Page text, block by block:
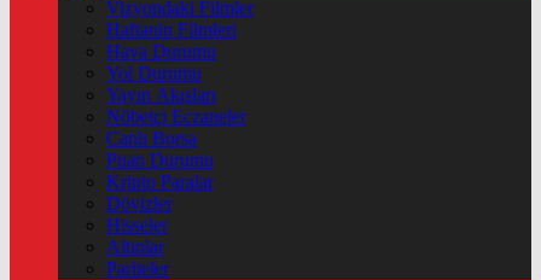
Vizyondaki Filmler
Haftanin Filmleri
Hava Durumu
Yol Durumu
Yayın Akışları
Nöbetçi Eczaneler
Canlı Borsa
Puan Durumu
Kripto Paralar
Dövizler
Hisseler
Altınlar
Pariteler